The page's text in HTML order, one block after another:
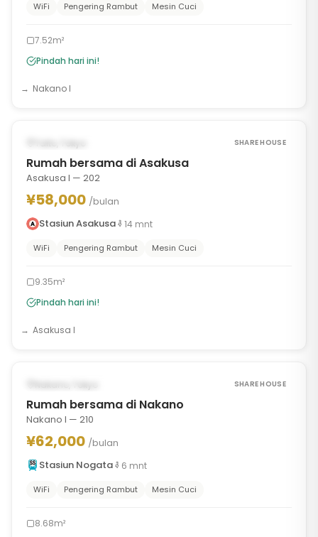
WiFi Pengering Rambut Mesin Cuci
7.52m²
Pindah hari ini!
Nakano I
Taito, Tokyo SHARE HOUSE
Rumah bersama di Asakusa
Asakusa I — 202
¥58,000 /bulan
Stasiun Asakusa
14 mnt
WiFi Pengering Rambut Mesin Cuci
9.35m²
Pindah hari ini!
Asakusa I
Nakano, Tokyo SHARE HOUSE
Rumah bersama di Nakano
Nakano I — 210
¥62,000 /bulan
Stasiun Nogata
6 mnt
WiFi Pengering Rambut Mesin Cuci
8.68m²